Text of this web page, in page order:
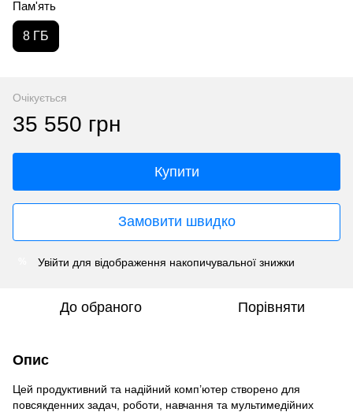
Пам'ять
8 ГБ
Очікується
35 550 грн
Купити
Замовити швидко
Увійти для відображення накопичувальної знижки
До обраного Порівняти
Опис
Цей продуктивний та надійний комп’ютер створено для
повсякденних задач, роботи, навчання та мультимедійних